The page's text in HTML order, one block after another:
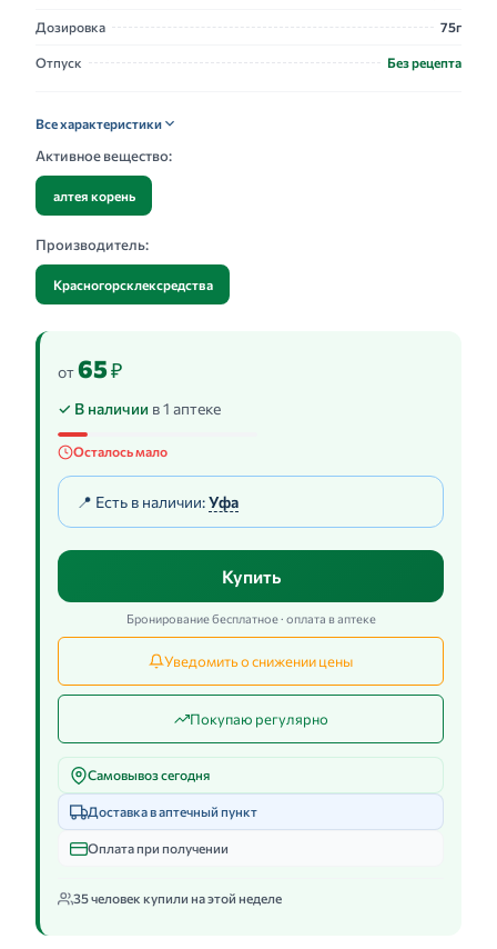
Дозировка 75г
Отпуск Без рецепта
Все характеристики
Активное вещество:
алтея корень
Производитель:
Красногорсклексредства
от65₽
✓ В наличии в 1 аптеке
Осталось мало
📍 Есть в наличии:Уфа
Купить
Бронирование бесплатное · оплата в аптеке
Уведомить о снижении цены
Покупаю регулярно
Самовывоз сегодня
Доставка в аптечный пункт
Оплата при получении
35 человек купили на этой неделе